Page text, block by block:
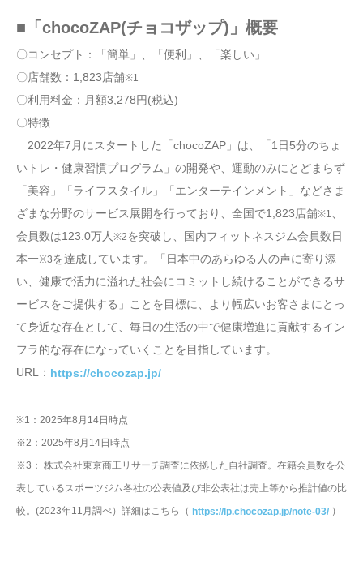
■「chocoZAP(チョコザップ)」概要
〇コンセプト：「簡単」、「便利」、「楽しい」
〇店舗数：1,823店舗※1
〇利用料金：月額3,278円(税込)
〇特徴
2022年7月にスタートした「chocoZAP」は、「1日5分のちょ
いトレ・健康習慣プログラム」の開発や、運動のみにとどまらず
「美容」「ライフスタイル」「エンターテインメント」などさま
ざまな分野のサービス展開を行っており、全国で1,823店舗※1 、
会員数は123.0万人※2を突破し、国内フィットネスジム会員数日
本一※3を達成しています。「日本中のあらゆる人の声に寄り添
い、健康で活力に溢れた社会にコミットし続けることができるサ
ービスをご提供する」ことを目標に、より幅広いお客さまにとっ
て身近な存在として、毎日の生活の中で健康増進に貢献するイン
フラ的な存在になっていくことを目指しています。
URL： https://chocozap.jp/
※1：2025年8月14日時点
※2：2025年8月14日時点
※3： 株式会社東京商工リサーチ調査に依拠した自社調査。在籍会員数を公
表しているスポーツジム各社の公表値及び非公表社は売上等から推計値の比
較。(2023年11月調べ）詳細はこちら（ https://lp.chocozap.jp/note-03/ ）